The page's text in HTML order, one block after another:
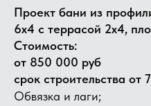
Проект бани из
6х4 с террасой 2х4,
Стоимость:
от 850 000 руб
срок строительства от
Обвязка и лаги;